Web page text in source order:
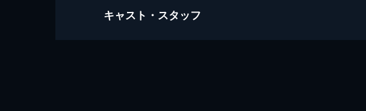
ジュマンジ／ウェルカム・トゥ・ジャングル
キャスト・スタッフ